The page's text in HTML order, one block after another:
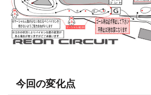
今回の変化点